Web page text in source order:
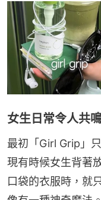
女生日常令人共
最初「Girl Grip」
現有時候女生背著
口袋的衣服時，就